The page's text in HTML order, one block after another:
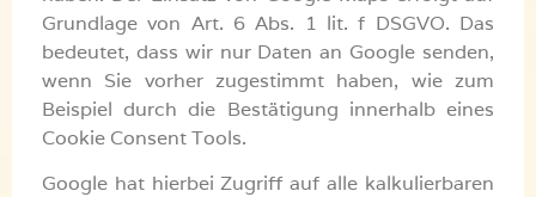
Grundlage von Art. 6 Abs. 1 lit. f DSGVO. Das
bedeutet, dass wir nur Daten an Google senden,
wenn Sie vorher zugestimmt haben, wie zum
Beispiel durch die Bestätigung innerhalb eines
Cookie Consent Tools.
Google hat hierbei Zugriff auf alle kalkulierbaren